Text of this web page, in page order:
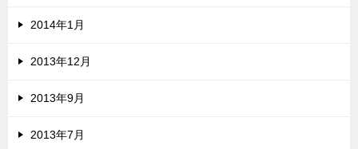
2014年1月
2013年12月
2013年9月
2013年7月